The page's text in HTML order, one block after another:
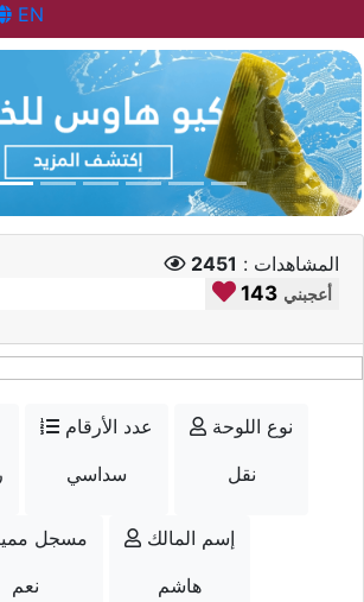
EN
المشاهدات : 2451
143 أعجبني
عدد الأرقام
سداسي
نوع اللوحة
نقل
مسجل
نعم
إسم المالك
هاشم